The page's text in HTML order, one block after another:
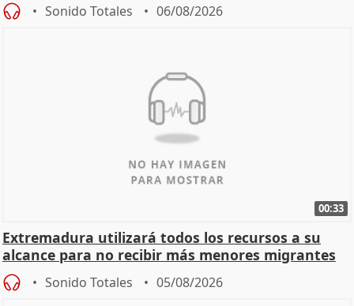
Sonido Totales 06/08/2026
00:33
Extremadura utilizará todos los recursos a su
alcance para no recibir más menores migrantes
Sonido Totales 05/08/2026